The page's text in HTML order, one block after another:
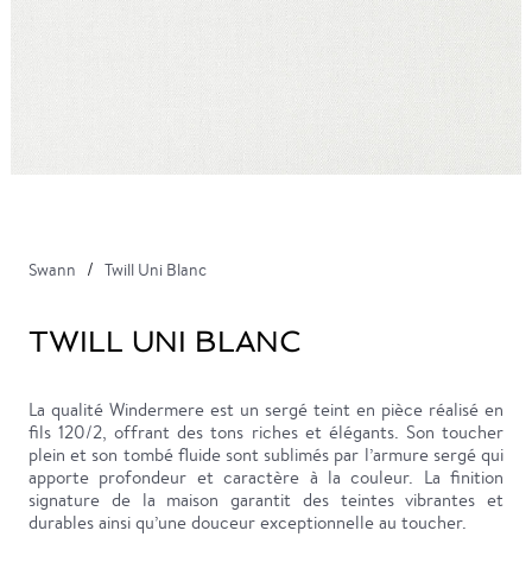
Swann Twill Uni Blanc
TWILL UNI BLANC
La qualité Windermere est un sergé teint en pièce réalisé en
fils 120/2, offrant des tons riches et élégants. Son toucher
plein et son tombé fluide sont sublimés par l’armure sergé qui
apporte profondeur et caractère à la couleur. La finition
signature de la maison garantit des teintes vibrantes et
durables ainsi qu’une douceur exceptionnelle au toucher.